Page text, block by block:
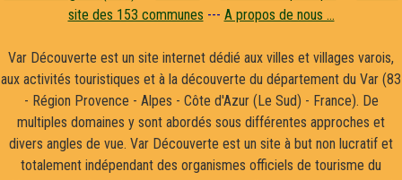
site des 153 communes --- A propos de nous ...
Var Découverte est un site internet dédié aux villes et villages varois,
aux activités touristiques et à la découverte du département du Var (83
- Région Provence - Alpes - Côte d'Azur (Le Sud) - France). De
multiples domaines y sont abordés sous différentes approches et
divers angles de vue. Var Découverte est un site à but non lucratif et
totalement indépendant des organismes officiels de tourisme du